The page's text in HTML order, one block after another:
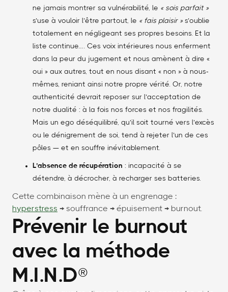
ne jamais montrer sa vulnérabilité, le « sois parfait »
s’use à vouloir l’être partout, le « fais plaisir »s’oublie
totalement en négligeant ses propres besoins. Et la
liste continue…. Ces voix intérieures nous enferment
dans la peur du jugement et nous amènent à dire «
oui » aux autres, tout en nous disant « non » à nous-
mêmes, reniant ainsi notre propre vérité. Or, notre
authenticité devrait reposer sur l’acceptation de
notre dualité : à la fois nos forces et nos fragilités.
Mais un ego déséquilibré, qu’il soit tourné vers l’excès
ou le dénigrement de soi, tend à rejeter l’un de ces
pôles — et en souffre inévitablement.
L’absence de récupération : incapacité à se
détendre, à décrocher, à recharger ses batteries.
Cette combinaison mène à un engrenage :
hyperstress → souffrance → épuisement → burnout.
Prévenir le burnout
avec la méthode
M.I.N.D®